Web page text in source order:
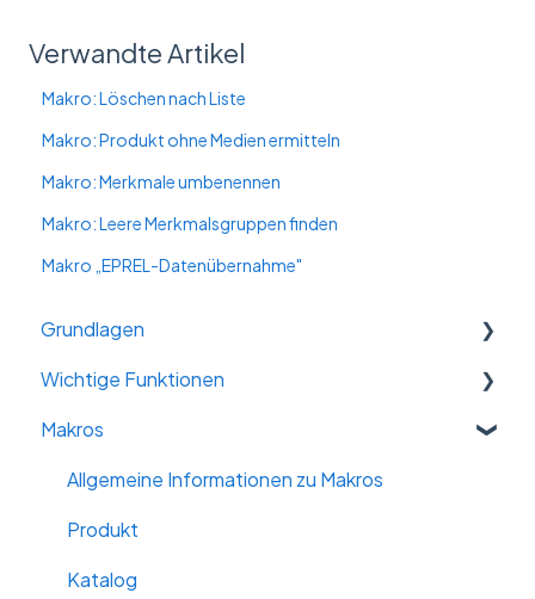
Verwandte Artikel
Makro: Löschen nach Liste
Makro: Produkt ohne Medien ermitteln
Makro: Merkmale umbenennen
Makro: Leere Merkmalsgruppen finden
Makro „EPREL-Datenübernahme"
Grundlagen
WILLKOMMEN
Arbeitsbereich, Account-Settings & Basics
Der Katalog: Aufbau, Struktur, Status
Die Produktebene
Daten-Import
Wichtige Funktionen
Massendatenänderung
Varianten
Kataloge kombinieren
KI - Künstliche Intelligenz
Makros
Allgemeine Informationen zu Makros
Produkt
Katalog